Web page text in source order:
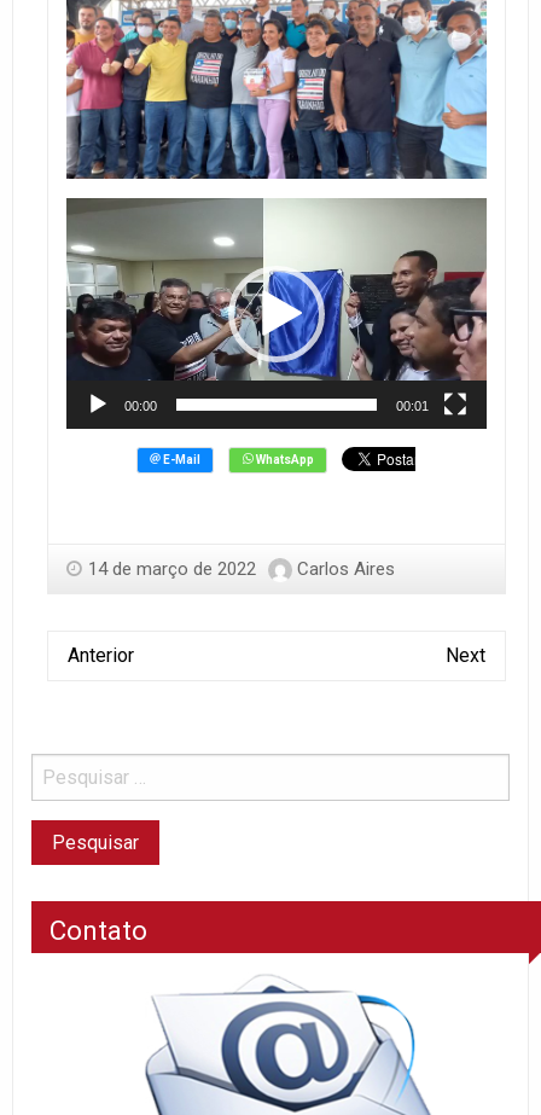
Tocador
de
vídeo
00:00 00:01
14 de março de 2022 Carlos Aires
Anterior Next
Contato